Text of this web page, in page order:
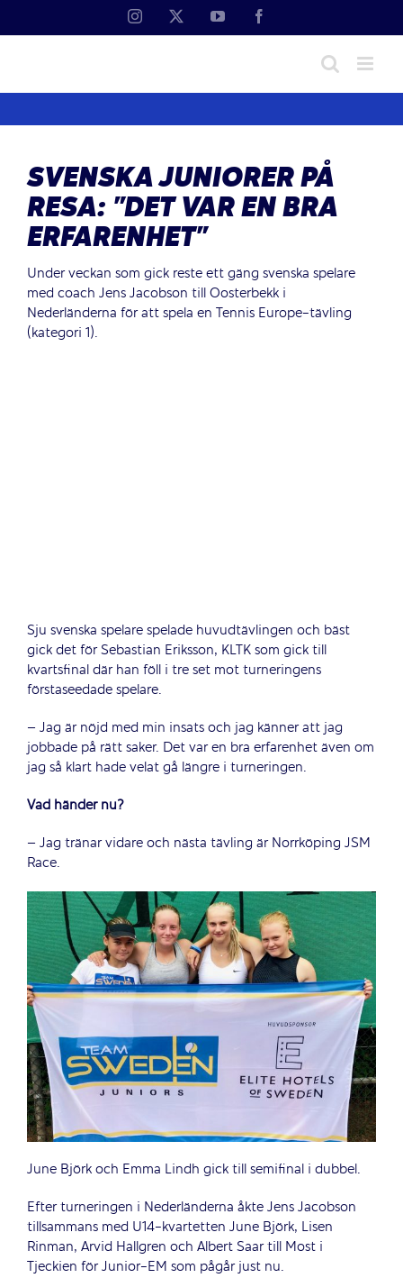
Instagram YouTube
SVENSKA JUNIORER PÅ
RESA: ”DET VAR EN BRA
ERFARENHET”
Under veckan som gick reste ett gäng svenska spelare
med coach Jens Jacobson till Oosterbekk i
Nederländerna för att spela en Tennis Europe-tävling
(kategori 1).
Sju svenska spelare spelade huvudtävlingen och bäst
gick det för Sebastian Eriksson, KLTK som gick till
kvartsfinal där han föll i tre set mot turneringens
förstaseedade spelare.
– Jag är nöjd med min insats och jag känner att jag
jobbade på rätt saker. Det var en bra erfarenhet även om
jag så klart hade velat gå längre i turneringen.
Vad händer nu?
– Jag tränar vidare och nästa tävling är Norrköping JSM
Race.
June Björk och Emma Lindh gick till semifinal i dubbel.
Efter turneringen i Nederländerna åkte Jens Jacobson
tillsammans med U14-kvartetten June Björk, Lisen
Rinman, Arvid Hallgren och Albert Saar till Most i
Tjeckien för Junior-EM som pågår just nu.